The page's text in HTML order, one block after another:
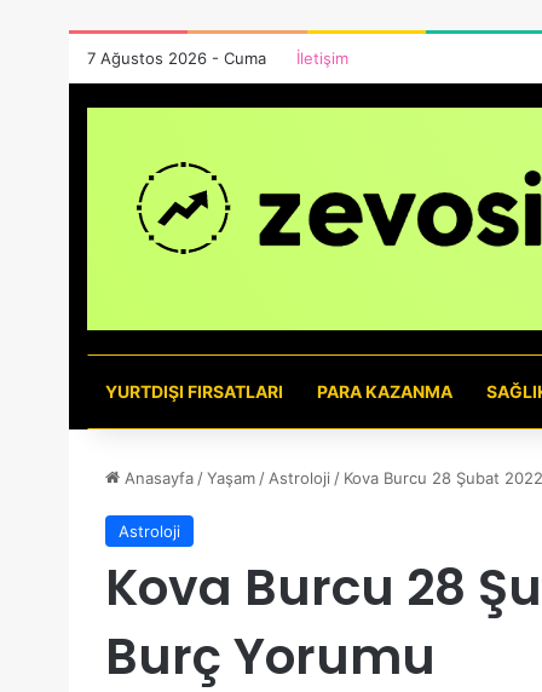
7 Ağustos 2026 - Cuma İletişim
YURTDIŞI FIRSATLARI PARA KAZANMA
Anasayfa /Yaşam / Astroloji / Kova Burcu 28 Şubat
Astroloji
Kova Burcu 28
Burç Yorumu